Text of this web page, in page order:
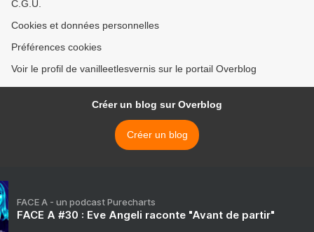
C.G.U.
Cookies et données personnelles
Préférences cookies
Voir le profil de vanilleetlesvernis sur le portail Overblog
Créer un blog sur Overblog
Créer un blog
FACE A - un podcast Purecharts
FACE A #30 : Eve Angeli raconte "Avant de partir"